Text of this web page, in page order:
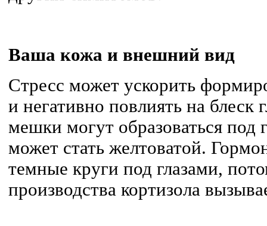
Ваша кожа и внешний вид
Стресс может ускорить
и негативно повлиять на блеск
мешки могут образоваться под
может стать желтоватой.
темные круги под глазами,
производства кортизола